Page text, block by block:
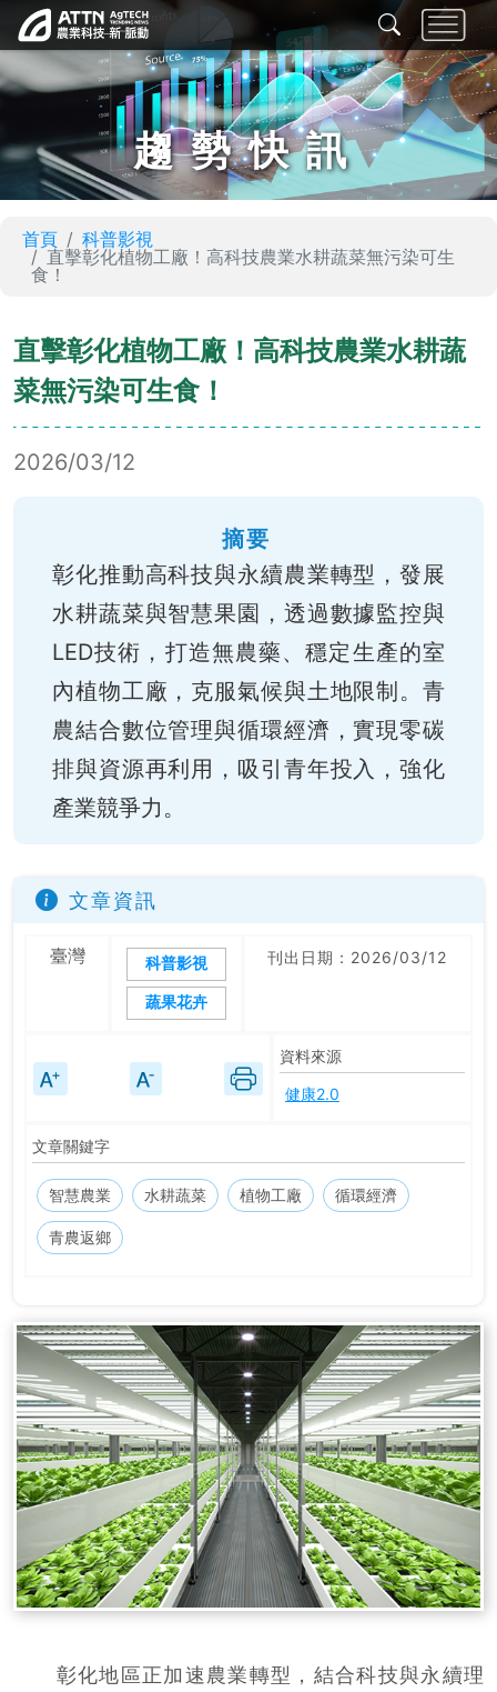
趨勢快訊
首頁
科普影視
直擊彰化植物工廠！高科技農業水耕蔬菜無污染可生
食！
直擊彰化植物工廠！高科技農業水耕蔬
菜無污染可生食！
2026/03/12
摘要
彰化推動高科技與永續農業轉型，發展
水耕蔬菜與智慧果園，透過數據監控與
LED技術，打造無農藥、穩定生產的室
內植物工廠，克服氣候與土地限制。青
農結合數位管理與循環經濟，實現零碳
排與資源再利用，吸引青年投入，強化
產業競爭力。
文章資訊
臺灣 科普影視
蔬果花卉
刊出日期：2026/03/12
資料來源
健康2.0
文章關鍵字
智慧農業 水耕蔬菜 植物工廠 循環經濟
青農返鄉
彰化地區正加速農業轉型，結合科技與永續理